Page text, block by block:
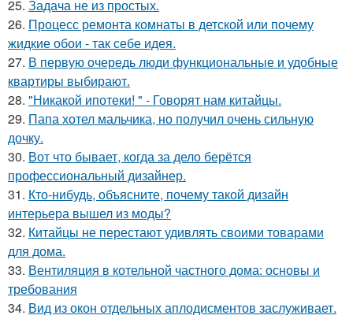
25. Задача не из простых.
26. Процесс ремонта комнаты в детской или почему
жидкие обои - так себе идея.
27. В первую очередь люди функциональные и удобные
квартиры выбирают.
28. "Никакой ипотеки! " - Говорят нам китайцы.
29. Папа хотел мальчика, но получил очень сильную
дочку.
30. Вот что бывает, когда за дело берётся
профессиональный дизайнер.
31. Кто-нибудь, объясните, почему такой дизайн
интерьера вышел из моды?
32. Китайцы не перестают удивлять своими товарами
для дома.
33. Вентиляция в котельной частного дома: основы и
требования
34. Вид из окон отдельных аплодисментов заслуживает.